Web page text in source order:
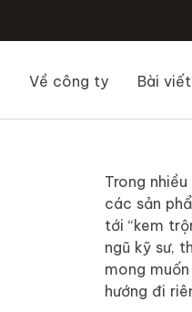
Về công ty Bài viết
Trong
các sản
tới “kem
ngũ kỹ sư,
mong
hướng đi